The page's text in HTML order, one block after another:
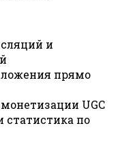
и
прямо
UGC
статистика по